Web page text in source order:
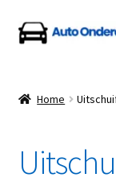
Ga
door
navigatie
Ga
naar
inhoud
Auto Onderdelen
Home